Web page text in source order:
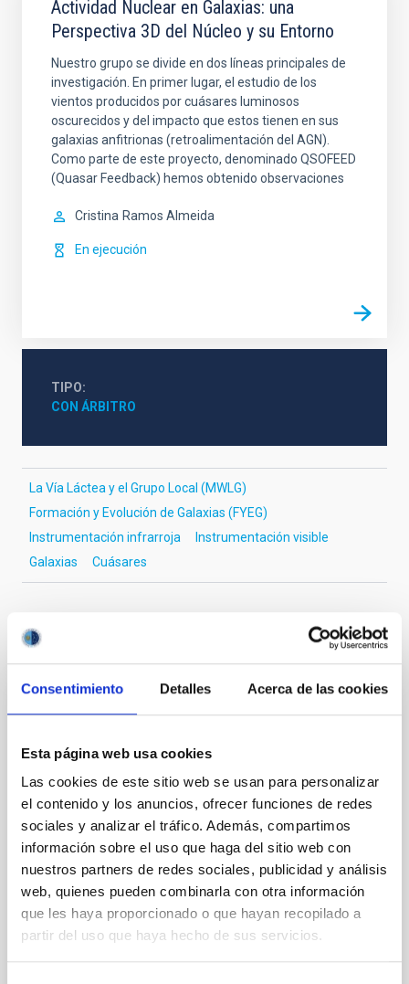
Consentimiento Detalles Acerca de las cookies
Esta página web usa cookies
Las cookies de este sitio web se usan para personalizar
el contenido y los anuncios, ofrecer funciones de redes
sociales y analizar el tráfico. Además, compartimos
información sobre el uso que haga del sitio web con
nuestros partners de redes sociales, publicidad y análisis
web, quienes pueden combinarla con otra información
que les haya proporcionado o que hayan recopilado a
partir del uso que haya hecho de sus servicios.
Actividad Nuclear en Galaxias: una
Perspectiva 3D del Núcleo y su Entorno
Nuestro grupo se divide en dos líneas principales de
investigación. En primer lugar, el estudio de los
vientos producidos por cuásares luminosos
oscurecidos y del impacto que estos tienen en sus
galaxias anfitrionas (retroalimentación del AGN).
Como parte de este proyecto, denominado QSOFEED
(Quasar Feedback) hemos obtenido observaciones
Cristina Ramos Almeida
En ejecución
TIPO
CON ÁRBITRO
La Vía Láctea y el Grupo Local (MWLG)
Formación y Evolución de Galaxias (FYEG)
Instrumentación infrarroja
Instrumentación visible
Galaxias
Cuásares
Te puede interesar
CON ÁRBITRO
The impact of star formation histories on
galaxies
Aims. We aim to investigate the connection between
star formation histories (SFHs) and the inner dark
matter density profiles of simulated galaxies. In
temporal distribution of star formation influence the
formation of cored versus cuspy dark matter profiles.
Methods. We homogeneously analysed